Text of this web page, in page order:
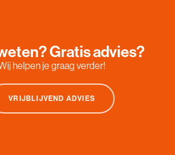
Gratis advies?
helpen je graag verder!
VRIJBLIJVEND ADVIES